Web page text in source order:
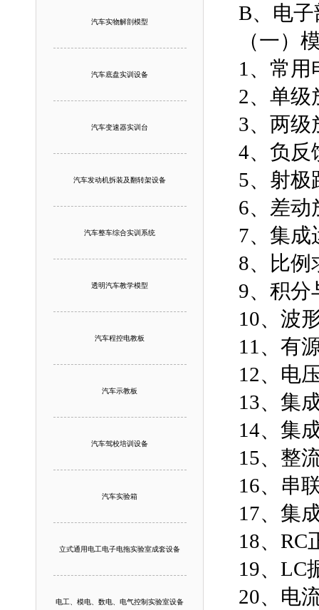
汽车实物解剖模型
汽车底盘实训设备
汽车变速器实训台
汽车发动机拆装及翻转架设备
汽车整车综合实训系统
透明汽车教学模型
汽车程控电教板
汽车示教板
汽车驾校培训设备
汽车实验箱
立式通用电工电子电拖实验室成套设备
电工、模电、数电、电气控制实验室设备
B、电子
（一）
1、常用
2、单级
3、两
4、负
5、射
6、差
7、集成
8、比
9、积
10、波
11、有
12、电
13、集
14、集
15、整
16、串
17、集
18、RC
19、LC
20、电